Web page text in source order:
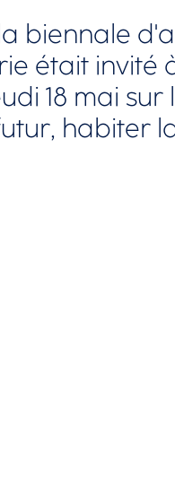
biennale
était invité
18 mai sur
habiter